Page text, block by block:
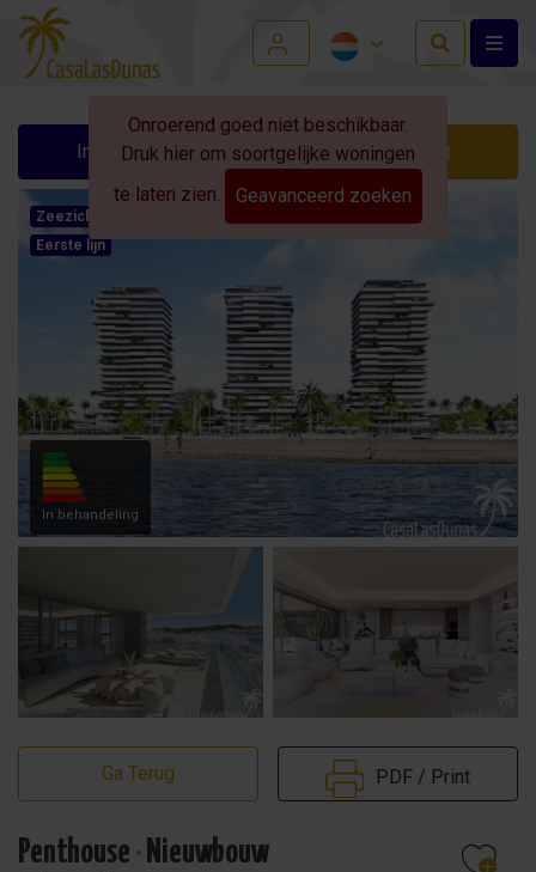
Info aanvragen Contact
Onroerend goed niet beschikbaar.
Druk hier om soortgelijke woningen
te laten zien.
Geavanceerd zoeken
Zeezicht
Eerste lijn
In behandeling
Ga Terug PDF / Print
Penthouse · Nieuwbouw